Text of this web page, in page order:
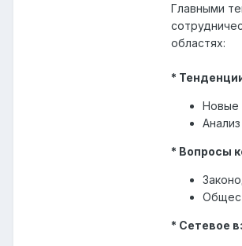
Главными
областях:
*
Новые
* Вопросы
* Сетевое